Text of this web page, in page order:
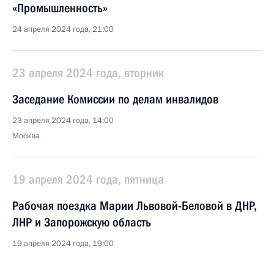
«Промышленность»
24 апреля 2024 года, 21:00
23 апреля 2024 года, вторник
Заседание Комиссии по делам инвалидов
23 апреля 2024 года, 14:00
Москва
19 апреля 2024 года, пятница
Рабочая поездка Марии Львовой-Беловой в ДНР,
ЛНР и Запорожскую область
19 апреля 2024 года, 19:00